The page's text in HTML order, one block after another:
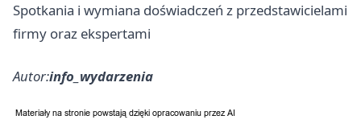
Spotkania i wymiana doświadczeń z przedstawicielami
firmy oraz ekspertami
Autor:info_wydarzenia